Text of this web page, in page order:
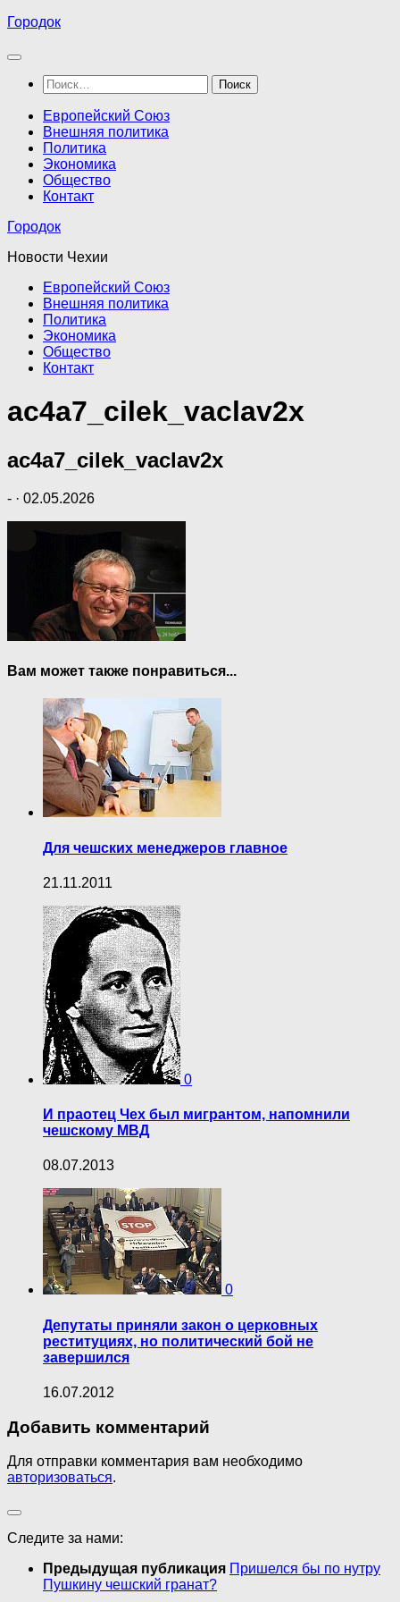
Перейти
содержимому
Городок
Найти:
Европейский Союз
Внешняя политика
Политика
Экономика
Общество
Контакт
Городок
Новости Чехии
Европейский Союз
Внешняя политика
Политика
Экономика
Общество
Контакт
ac4a7_cilek_vaclav2x
ac4a7_cilek_vaclav2x
- · 02.05.2026
Вам может также понравиться...
Для чешских менеджеров главное
21.11.2011
0
И праотец Чех был мигрантом, напомнили
чешскому МВД
08.07.2013
0
Депутаты приняли закон о церковных
реституциях, но политический бой не
завершился
16.07.2012
Добавить комментарий
Для отправки комментария вам необходимо
авторизоваться.
Следите за нами:
Предыдущая публикация Пришелся бы по нутру
Пушкину чешский гранат?